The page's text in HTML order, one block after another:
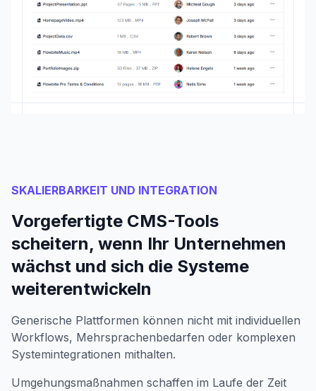
SKALIERBARKEIT UND INTEGRATION
Vorgefertigte CMS-Tools
scheitern, wenn Ihr Unternehmen
wächst und sich die Systeme
weiterentwickeln
Generische Plattformen können nicht mit individuellen
Workflows, Mehrsprachenbedarfen oder komplexen
Systemintegrationen mithalten.
Umgehungsmaßnahmen schaffen im Laufe der Zeit